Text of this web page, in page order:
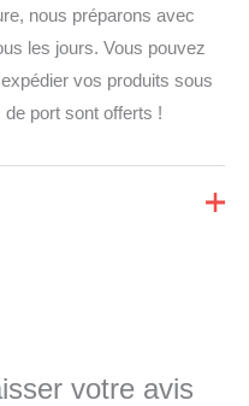
nous préparons avec
les jours. Vous pouvez
vos produits sous
port sont offerts !
votre avis